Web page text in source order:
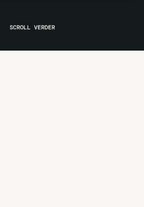
SCROLL VERDER